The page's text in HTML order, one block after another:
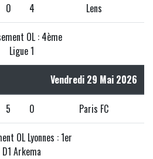
0 4 Lens
OL : 4ème
Ligue 1
Vendredi 29 Mai 2026
5 0 Paris FC
OL Lyonnes : 1er
D1 Arkema